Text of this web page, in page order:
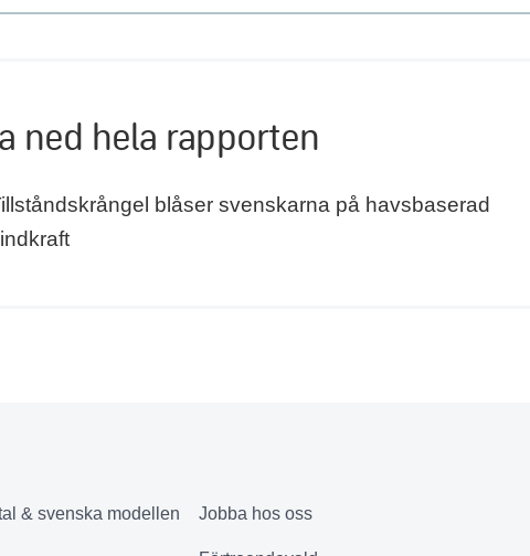
ned hela rapporten
blåser svenskarna på havsbaserad
& svenska modellen Jobba hos oss